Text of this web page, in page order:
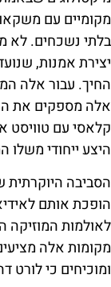
מקומיים עם
בלתי נשכחים. לא
יצירת אמנות,
החיך. עבור אלה
אלה מספקים את
קלאסי עם טוויסט
היצע ייחודי משלו
הסביבה היוקרתית
הופכת אותם
לאולמות המוזיקה
מקומות אלה
ומוכיחים כי